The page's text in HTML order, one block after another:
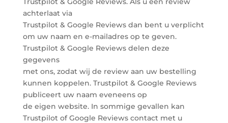
achterlaat via
Trustpilot & Google Reviews dan bent u verplicht
om uw naam en e-mailadres op te geven.
Trustpilot & Google Reviews delen deze
gegevens
met ons, zodat wij de review aan uw bestelling
kunnen koppelen. Trustpilot & Google Reviews
publiceert uw naam eveneens op
de eigen website. In sommige gevallen kan
Trustpilot of Google Reviews contact met u